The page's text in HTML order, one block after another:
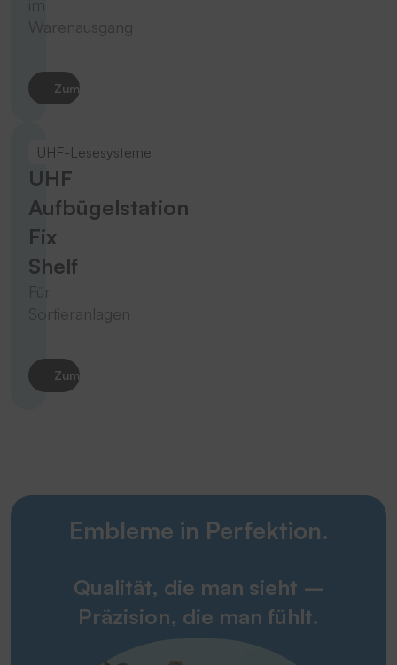
Warenausgang
Zum Produkt
UHF-Lesesysteme
UHF
Aufbügelstation
Fix
Shelf
Für
Sortieranlagen
Zum Produkt
Embleme in Perfektion.
Qualität, die man sieht –
Präzision, die man fühlt.